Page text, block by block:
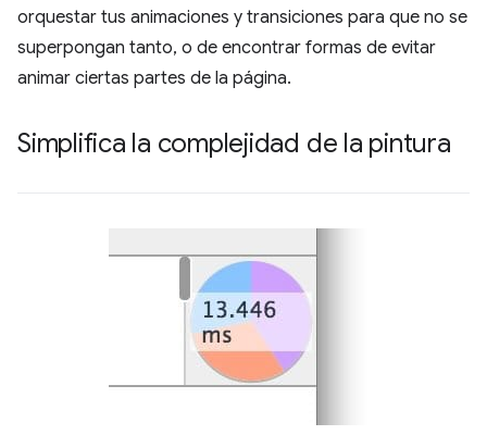
orquestar tus animaciones y transiciones para que no se
superpongan tanto, o de encontrar formas de evitar
animar ciertas partes de la página.
Simplifica la complejidad de la pintura